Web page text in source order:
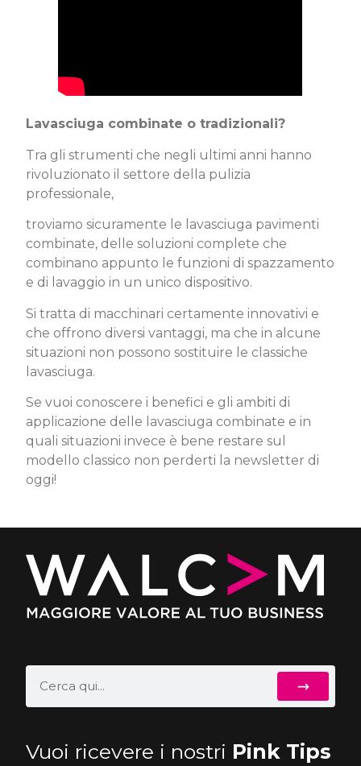
Lavasciuga combinate o tradizionali?
Tra gli strumenti che negli ultimi anni hanno
rivoluzionato il settore della pulizia
professionale,
troviamo sicuramente le lavasciuga pavimenti
combinate, delle soluzioni complete che
combinano appunto le funzioni di spazzamento
e di lavaggio in un unico dispositivo.
Si tratta di macchinari certamente innovativi e
che offrono diversi vantaggi, ma che in alcune
situazioni non possono sostituire le classiche
lavasciuga.
Se vuoi conoscere i benefici e gli ambiti di
applicazione delle lavasciuga combinate e in
quali situazioni invece è bene restare sul
modello classico non perderti la newsletter di
oggi!
Vuoi ricevere i nostri Pink Tips